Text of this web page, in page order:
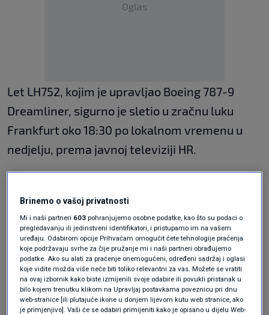
Oglas
Let LH752, kojim je upravljao Boeing 787-9
Dreamliner, sigurno je sletio u zračnu luku
Frankfurt oko 18:30 po lokalnom vremenu u
nedjelju, prema javnoj televiziji HR.
Vlasti nisu otkrile kako ili gdje je prijetnja
primljena, pozivajući se na istragu koja je u
tijeku, prenosiFenix Magazin.
Prema Fraportu, operateru zračne luke,
otprilike 200 putnika dobilo je krevete u
tranzitnom prostoru jer su tamo morali ostati
bez viza. Osigurani su i hrana i piće.
Brinemo o vašoj privatnosti
Mi i naši partneri 603 pohranjujemo osobne podatke, kao što su podaci o
pregledavanju ili jedinstveni identifikatori, i pristupamo im na vašem
uređaju. Odabirom opcije Prihvaćam omogućit ćete tehnologije praćenja
koje podržavaju svrhe za čije pružanje mi i naši partneri obrađujemo
podatke. Ako su alati za praćenje onemogućeni, određeni sadržaj i oglasi
koje vidite možda više neće biti toliko relevantni za vas. Možete se vratiti
na ovaj izbornik kako biste izmijenili svoje odabire ili povukli pristanak u
bilo kojem trenutku klikom na Upravljaj postavkama poveznicu pri dnu
web-stranice [ili plutajuće ikone u donjem lijevom kutu web stranice, ako
je primjenjivo]. Vaši će se odabiri primijeniti kako je opisano u dijelu Web-